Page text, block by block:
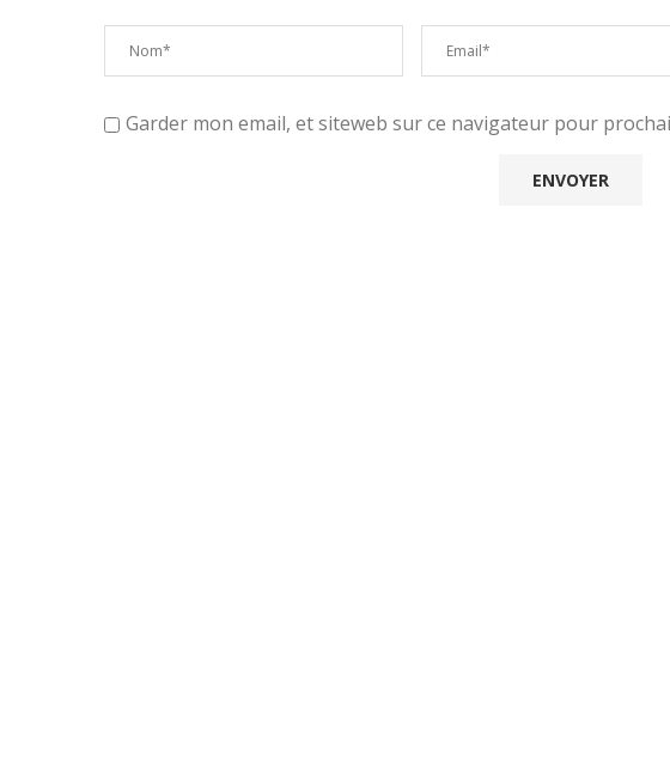
Garder mon email, et siteweb sur ce navigateur pour